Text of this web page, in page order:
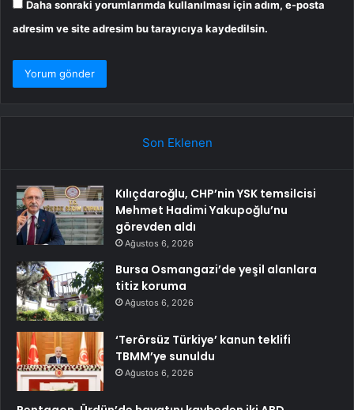
Daha sonraki yorumlarımda kullanılması için adım, e-posta
adresim ve site adresim bu tarayıcıya kaydedilsin.
Son Eklenen
Kılıçdaroğlu, CHP’nin YSK temsilcisi
Mehmet Hadimi Yakupoğlu’nu
görevden aldı
Ağustos 6, 2026
Bursa Osmangazi’de yeşil alanlara
titiz koruma
Ağustos 6, 2026
‘Terörsüz Türkiye’ kanun teklifi
TBMM’ye sunuldu
Ağustos 6, 2026